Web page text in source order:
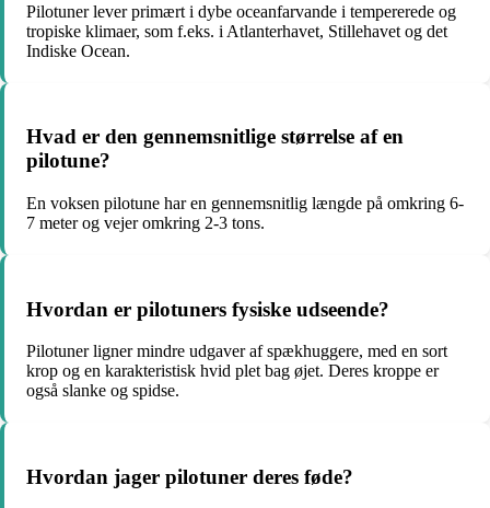
Pilotuner lever primært i dybe oceanfarvande i tempererede og
tropiske klimaer, som f.eks. i Atlanterhavet, Stillehavet og det
Indiske Ocean.
Hvad er den gennemsnitlige størrelse af en
pilotune?
En voksen pilotune har en gennemsnitlig længde på omkring 6-
7 meter og vejer omkring 2-3 tons.
Hvordan er pilotuners fysiske udseende?
Pilotuner ligner mindre udgaver af spækhuggere, med en sort
krop og en karakteristisk hvid plet bag øjet. Deres kroppe er
også slanke og spidse.
Hvordan jager pilotuner deres føde?